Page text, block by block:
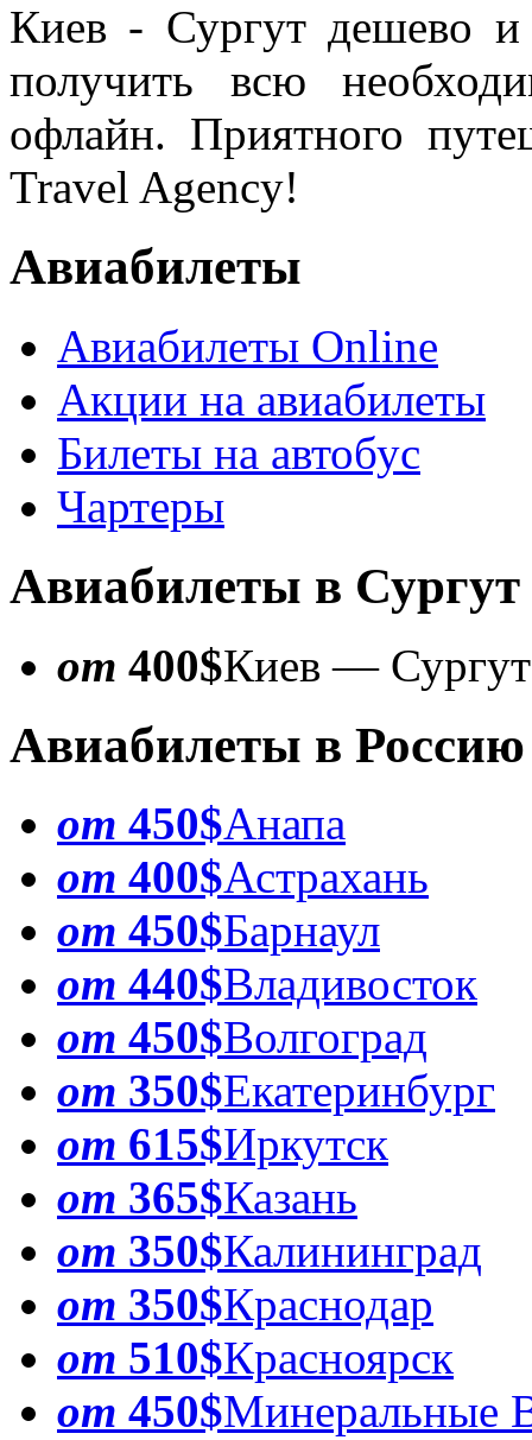
Киев - Сургут дешево и
получить всю
офлайн. Приятного
Travel Agency!
Авиабилеты
Авиабилеты Online
Акции на авиабилеты
Билеты на автобус
Чартеры
Авиабилеты в Сургут
от 400$Киев — Сургут
Авиабилеты в Россию
от 450$Анапа
от 400$Астрахань
от 450$Барнаул
от 440$Владивосток
от 450$Волгоград
от 350$Екатеринбург
от 615$Иркутск
от 365$Казань
от 350$Калининград
от 350$Краснодар
от 510$Красноярск
от 450$Минеральные